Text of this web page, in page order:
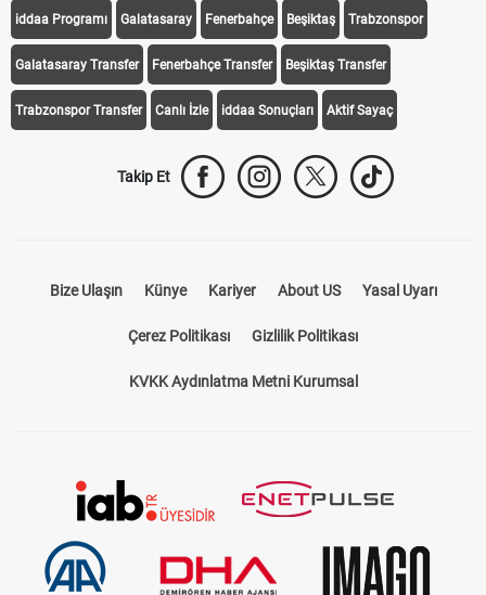
iddaa Programı Galatasaray Fenerbahçe Beşiktaş Trabzonspor
Galatasaray Transfer Fenerbahçe Transfer Beşiktaş Transfer
Trabzonspor Transfer Canlı İzle iddaa Sonuçları Aktif Sayaç
Takip Et
Bize Ulaşın Künye Kariyer About US Yasal Uyarı
Çerez Politikası Gizlilik Politikası
KVKK Aydınlatma Metni Kurumsal